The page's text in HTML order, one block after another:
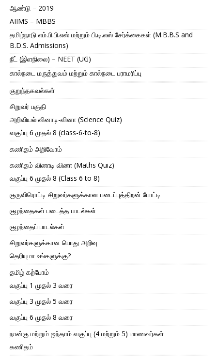
ஆண்டு – 2019
AIIMS – MBBS
தமிழ்நாடு எம்.பி.பி.எஸ் மற்றும் பி.டி.எஸ் சேர்க்கைகள் (M.B.B.S and
B.D.S. Admissions)
நீட் (இளநிலை) – NEET (UG)
கால்நடை மருத்துவம் மற்றும் கால்நடை பராமரிப்பு
குறுந்தகவல்கள்
சிறுவர் பகுதி
அறிவியல் வினாடி-வினா (Science Quiz)
வகுப்பு 6 முதல் 8 (class-6-to-8)
கணிதம் அறிவோம்
கணிதம் வினாடி வினா (Maths Quiz)
வகுப்பு 6 முதல் 8 (Class 6 to 8)
குருவிரொட்டி சிறுவர்களுக்கான படைப்புத்திறன் போட்டி
குழந்தைகள் படைத்த பாடல்கள்
குழந்தைப் பாடல்கள்
சிறுவர்களுக்கான பொது அறிவு
தெரியுமா உங்களுக்கு?
தமிழ் கற்போம்
வகுப்பு 1 முதல் 3 வரை
வகுப்பு 3 முதல் 5 வரை
வகுப்பு 6 முதல் 8 வரை
நான்கு மற்றும் ஐந்தாம் வகுப்பு (4 மற்றும் 5) மாணவர்கள்
கணிதம்